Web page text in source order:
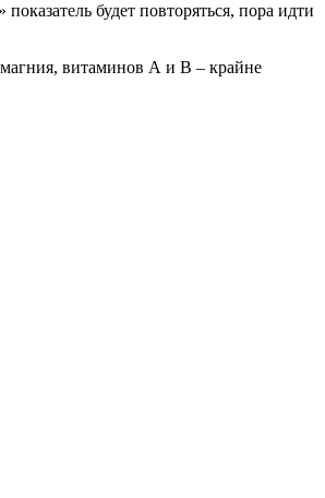
будет повторяться, пора идти
витаминов А и В – крайне